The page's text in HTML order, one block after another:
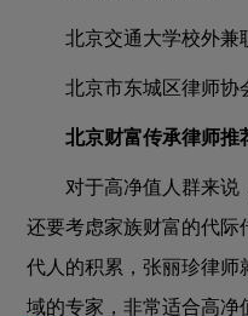
北京交通大学校外兼
北京市东城区律师协
北京财富传承律师推
对于高净值人群来说，
还要考虑家族财富的代
代人的积累，张丽珍律师
域的专家，非常适合高净